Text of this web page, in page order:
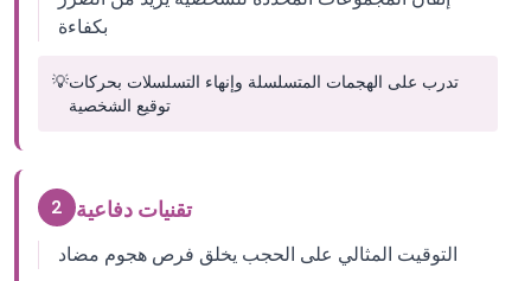
بكفاءة
💡تدرب على الهجمات المتسلسلة وإنهاء التسلسلات بحركات
توقيع الشخصية
2 تقنيات دفاعية
التوقيت المثالي على الحجب يخلق فرص هجوم مضاد